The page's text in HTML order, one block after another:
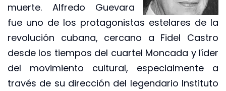
muerte. Alfredo Guevara
fue uno de los protagonistas estelares de la
revolución cubana, cercano a Fidel Castro
desde los tiempos del cuartel Moncada y líder
del movimiento cultural, especialmente a
través de su dirección del legendario Instituto